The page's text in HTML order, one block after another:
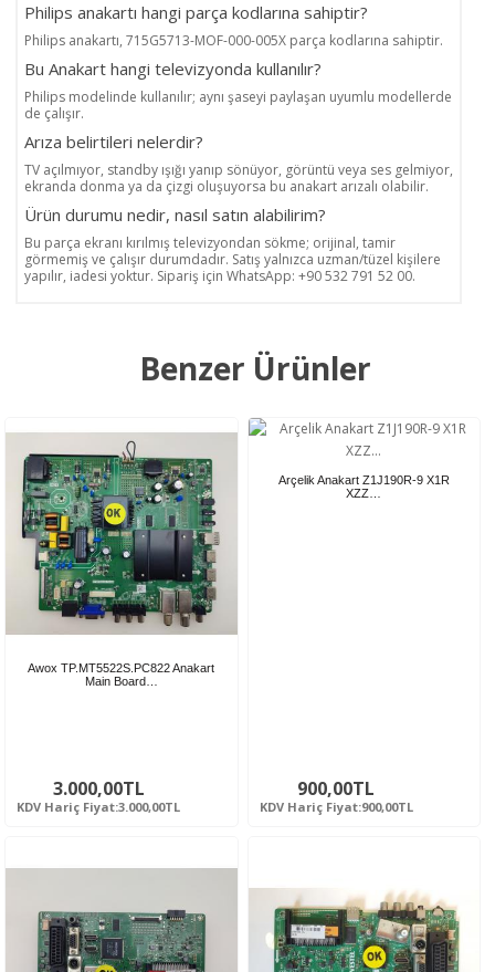
Philips anakartı hangi parça kodlarına sahiptir?
Philips anakartı, 715G5713-MOF-000-005X parça kodlarına sahiptir.
Bu Anakart hangi televizyonda kullanılır?
Philips modelinde kullanılır; aynı şaseyi paylaşan uyumlu modellerde
de çalışır.
Arıza belirtileri nelerdir?
TV açılmıyor, standby ışığı yanıp sönüyor, görüntü veya ses gelmiyor,
ekranda donma ya da çizgi oluşuyorsa bu anakart arızalı olabilir.
Ürün durumu nedir, nasıl satın alabilirim?
Bu parça ekranı kırılmış televizyondan sökme; orijinal, tamir
görmemiş ve çalışır durumdadır. Satış yalnızca uzman/tüzel kişilere
yapılır, iadesi yoktur. Sipariş için WhatsApp: +90 532 791 52 00.
Benzer Ürünler
Awox TP.MT5522S.PC822 Anakart
Main Board…
3.000,00TL
KDV Hariç Fiyat:3.000,00TL
Arçelik Anakart Z1J190R-9 X1R
XZZ…
900,00TL
KDV Hariç Fiyat:900,00TL